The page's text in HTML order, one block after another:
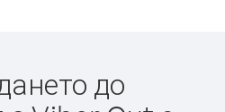
до